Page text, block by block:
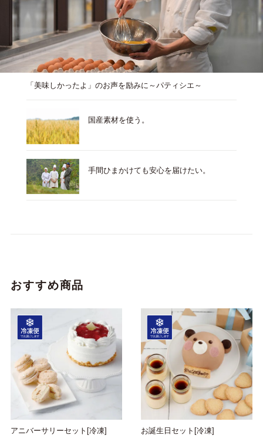
「美味しかったよ」のお声を励みに～パティシエ～
国産素材を使う。
手間ひまかけても安心を届けたい。
おすすめ商品
アニバーサリーセット[冷凍] お誕生日セット[冷凍]